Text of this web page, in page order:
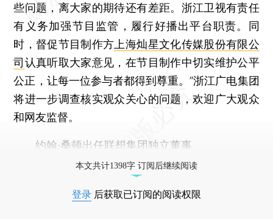
些问题，离大家的期待还有差距。浙江卫视有责任
有义务加强节目监管，履行好播出平台职责。同
时，督促节目制作方 上海灿星文化传媒股份有限公
司认真听取大家意见，在节目制作中切实维护公平
公正，让每一位参与者都得到尊重。”浙江广电集团
将进一步调查核实观众关心的问题，欢迎广大观众
和网友监督。
约翰·桑顿出任联想集团独立董事
本文共计1398字 订阅后继续阅读
登录 后获取已订阅的阅读权限